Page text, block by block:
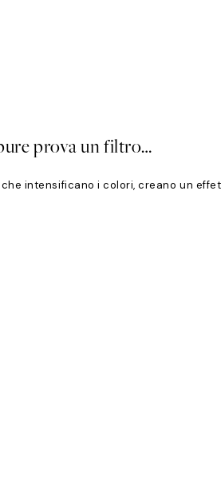
prova un filtro…
intensificano i colori, creano un